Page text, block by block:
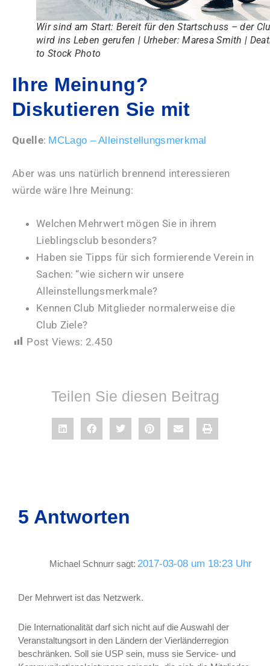
Wir sind am Start: Bereit für den Startschuss – der
wird ins Leben gerufen | Urheber: Maresa Smith |
to Stock Photo
Ihre Meinung?
Diskutieren Sie mit
Quelle: MCLago – Alleinstellungsmerkmal
Aber was uns natürlich brennend interessieren
würde wäre Ihre Meinung:
Welchen Mehrwert mögen Sie in ihrem
Lieblingsclub besonders?
Haben sie Tipps für sich formierende Verein in
Sachen: “wie sichern wir unsere
Alleinstellungsmerkmale?
Kennen Club Mitglieder normalerweise die
Club Ziele?
Post Views: 2.450
Teilen Sie diesen Beitrag
5 Antworten
Michael Schnurr sagt: 2017-03-08 um 18:23 Uhr
Der Mehrwert ist das Netzwerk.
Die Internationalität darf sich nicht auf die Auswahl der
Veranstaltungsort in den Ländern der Vierländerregion
beschränken. Soll sie USP sein, muss sie Service- und